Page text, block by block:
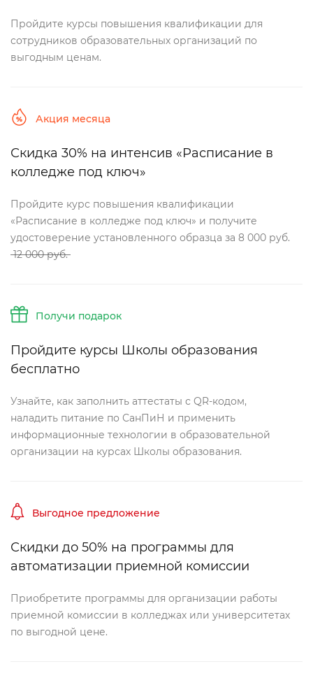
Пройдите курсы повышения квалификации для
сотрудников образовательных организаций по
ыгодным ценам.
Акция месяца
Скидка 30% на интенсив «Расписание
колледже под ключ»
Пройдите курс повышения квалификации
«Расписание в колледже под ключ» и получите
удостоверение установленного образца за 8 000 руб.
12 000 руб.
Получи подарок
Пройдите курсы Школы образования
есплатно
Узнайте, как заполнить аттестаты с QR-кодом,
наладить питание по СанПиН и применить
информационные технологии в образовательной
организации на курсах Школы образования.
ыгодное предложение
Скидки до 50% на программы для
автоматизации приемной комиссии
Приобретите программы для организации работы
приемной комиссии в колледжах или университетах
по выгодной цене.